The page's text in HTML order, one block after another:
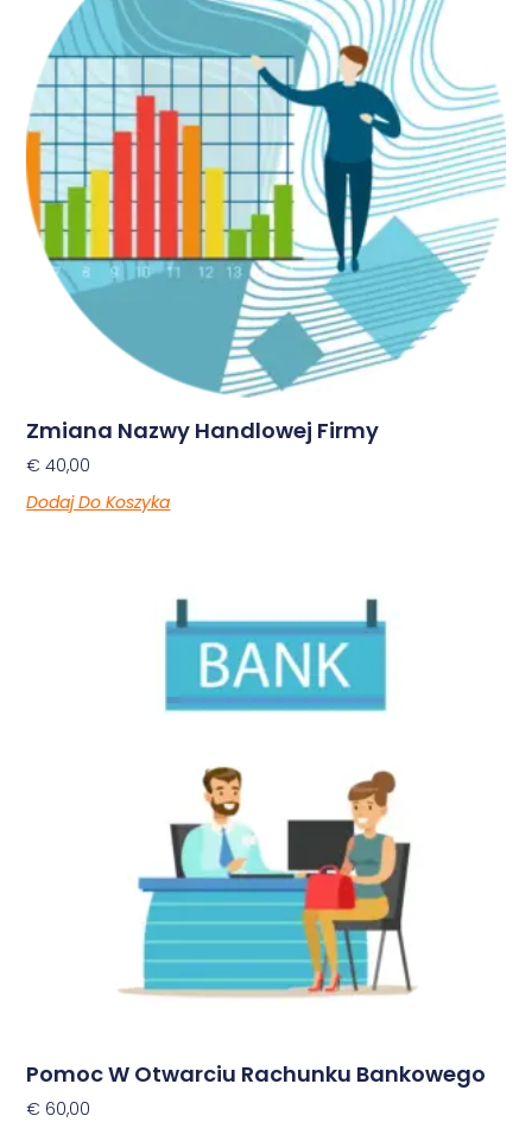
Zmiana Nazwy Handlowej Firmy
€ 40,00
Dodaj Do Koszyka
Pomoc W Otwarciu Rachunku Bankowego
€ 60,00